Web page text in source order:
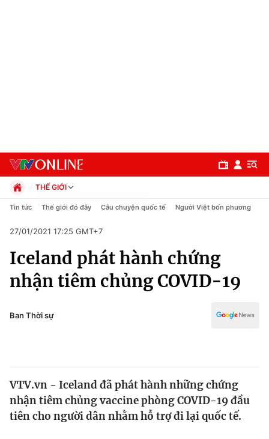
Chuyên mục
Chính trị
Thế giới
THẾ GIỚI
Chính trị
Pháp luật
Kinh tế
Thể thao
Truyền hình
Y tế
Tin tức Thế giới đó đây Câu chuyện quốc tế Người Việt bốn phương
27/01/2021 17:25 GMT+7
Iceland phát hành chứng
nhận tiêm chủng COVID-19
Ban Thời sự
VTV.vn - Iceland đã phát hành những chứng
nhận tiêm chủng vaccine phòng COVID-19 đầu
tiên cho người dân nhằm hỗ trợ đi lại quốc tế.